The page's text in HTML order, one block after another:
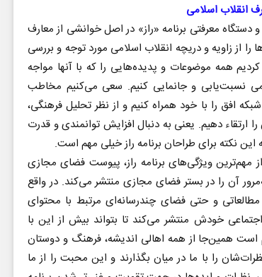
انقلاب اسلامی
معرفتی برنامه «راز» در اصل خوانشی از معارف
از زاویه و دریچه انقلاب اسلامی مورد توجه و بررسی
همه موضوعات و پدیده‌هایی را که با آنها مواجه
نسبت‌یابی و جانمایی کنیم. سعی می‌کنیم مخاطب
را با خود همراه کنیم و از نظر تحلیل فرهنگی،
ارتقاء دهیم. یعنی به دنبال افزایش توانمندی و قدرت
نکته برای طراحان برنامه راز خیلی مهم است.
مهم‌ترین ویژگی‌های برنامه راز، پیوست فضای مجازی
آن را در بستر فضای مجازی منتشر می‌کند. در واقع
و حتی فضای چندرسانه‌ای مرتبط با محتوای
خودش منتشر می‌کند تا بتواند بیش از این با
است همین‌جا از همه اهالی اندیشه، فرهنگ و دوستان
را با ما در میان بگذارند و این محبت را از ما